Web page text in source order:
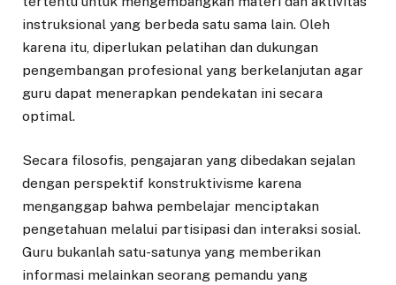
instruksional yang berbeda satu sama lain. Oleh
karena itu, diperlukan pelatihan dan dukungan
pengembangan profesional yang berkelanjutan agar
guru dapat menerapkan pendekatan ini secara
optimal.
Secara filosofis, pengajaran yang dibedakan sejalan
dengan perspektif konstruktivisme karena
menganggap bahwa pembelajar menciptakan
pengetahuan melalui partisipasi dan interaksi sosial.
Guru bukanlah satu-satunya yang memberikan
informasi melainkan seorang pemandu yang